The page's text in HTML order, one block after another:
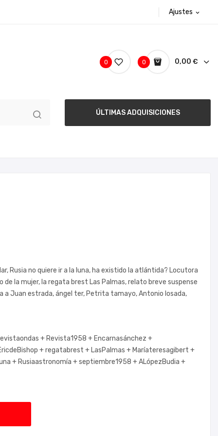
Ajustes expand_more
0 0,00 €
0
ÚLTIMAS ADQUISICIONES
Rusia no quiere ir a la luna, ha existido la atlántida? Locutora
la mujer, la regata brest Las Palmas, relato breve suspense
a Juan estrada, ángel ter, Petrita tamayo, Antonio losada,
+ Revista1958 + Encarnasánchez +
+regatabrest + LasPalmas + Maríateresagibert +
+ Rusiaastronomía +septiembre1958 +ALópezBudia +